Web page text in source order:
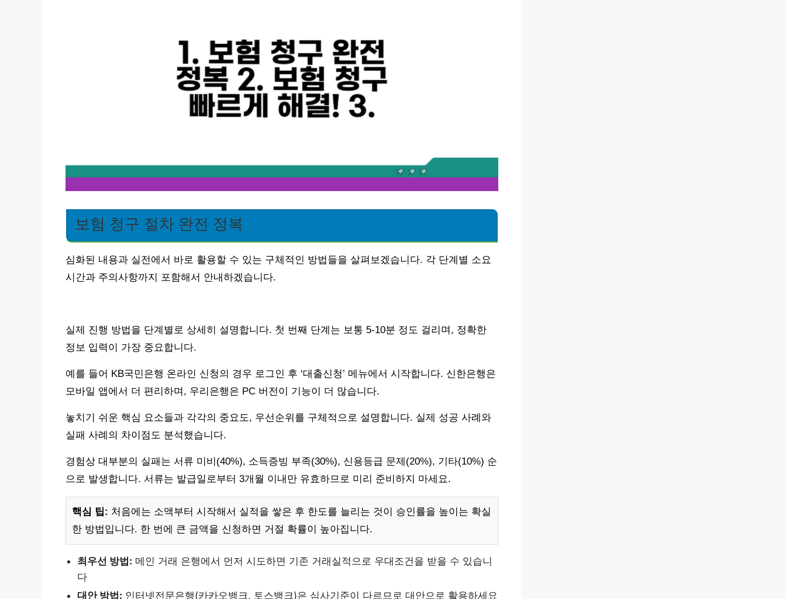
보험 청구 절차 완전 정복
심화된 내용과 실전에서 바로 활용할 수 있는 구체적인 방법들을 살펴보겠습니다. 각 단계별 소요
시간과 주의사항까지 포함해서 안내하겠습니다.
실제 진행 방법을 단계별로 상세히 설명합니다. 첫 번째 단계는 보통 5-10분 정도 걸리며, 정확한
정보 입력이 가장 중요합니다.
예를 들어 KB국민은행 온라인 신청의 경우 로그인 후 ‘대출신청’ 메뉴에서 시작합니다. 신한은행은
모바일 앱에서 더 편리하며, 우리은행은 PC 버전이 기능이 더 많습니다.
놓치기 쉬운 핵심 요소들과 각각의 중요도, 우선순위를 구체적으로 설명합니다. 실제 성공 사례와
실패 사례의 차이점도 분석했습니다.
경험상 대부분의 실패는 서류 미비(40%), 소득증빙 부족(30%), 신용등급 문제(20%), 기타(10%) 순
으로 발생합니다. 서류는 발급일로부터 3개월 이내만 유효하므로 미리 준비하지 마세요.
핵심 팁: 처음에는 소액부터 시작해서 실적을 쌓은 후 한도를 늘리는 것이 승인률을 높이는 확실
한 방법입니다. 한 번에 큰 금액을 신청하면 거절 확률이 높아집니다.
최우선 방법: 메인 거래 은행에서 먼저 시도하면 기존 거래실적으로 우대조건을 받을 수 있습니
다
대안 방법: 인터넷전문은행(카카오뱅크, 토스뱅크)은 심사기준이 다르므로 대안으로 활용하세요